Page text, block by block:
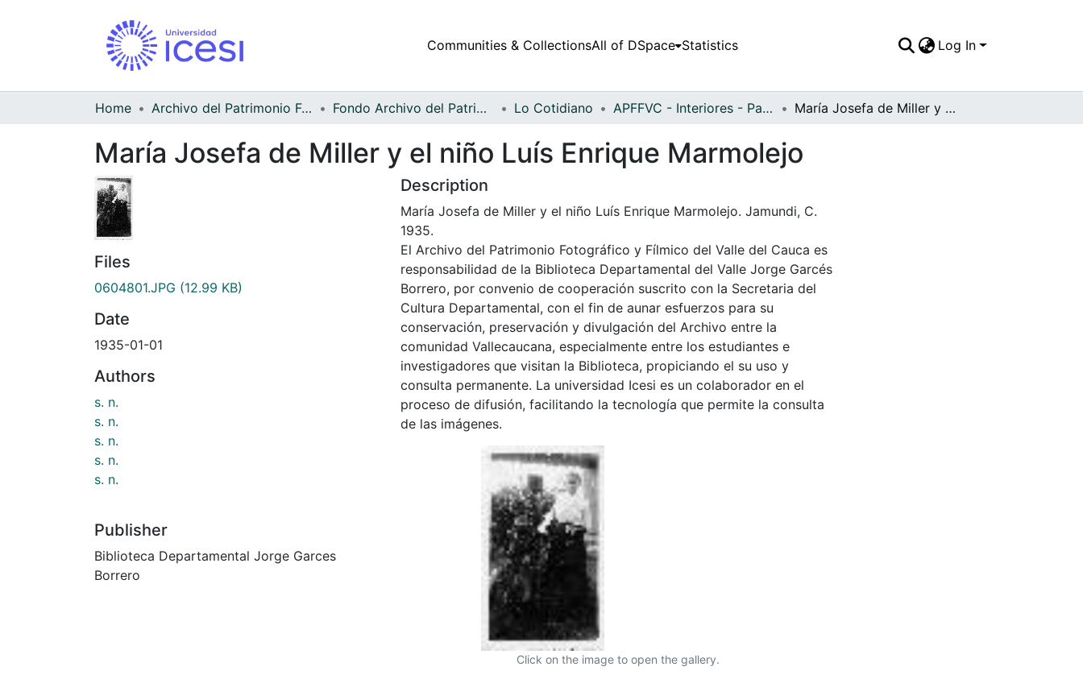
Communities & CollectionsAll of DSpace Statistics Log In
Home Archivo del Patrimonio Fotográfico y Fílmico del Valle del Cauca Fondo Archivo del Patrimonio Fotográfico y Fílmico del Valle del Cauca Lo Cotidiano APFFVC - Interiores - Patrimonial María Josefa de Miller y el niño Luís Enrique Marmolejo
María Josefa de Miller y el niño Luís Enrique Marmolejo
Files
0604801.JPG (12.99 KB)
Date
1935-01-01
Authors
s. n.
s. n.
s. n.
s. n.
s. n.
Publisher
Biblioteca Departamental Jorge Garces
Borrero
Description
María Josefa de Miller y el niño Luís Enrique Marmolejo. Jamundi, C.
1935.
El Archivo del Patrimonio Fotográfico y Fílmico del Valle del Cauca es
responsabilidad de la Biblioteca Departamental del Valle Jorge Garcés
Borrero, por convenio de cooperación suscrito con la Secretaria del
Cultura Departamental, con el fin de aunar esfuerzos para su
conservación, preservación y divulgación del Archivo entre la
comunidad Vallecaucana, especialmente entre los estudiantes e
investigadores que visitan la Biblioteca, propiciando el su uso y
consulta permanente. La universidad Icesi es un colaborador en el
proceso de difusión, facilitando la tecnología que permite la consulta
de las imágenes.
Click on the image to open the gallery.